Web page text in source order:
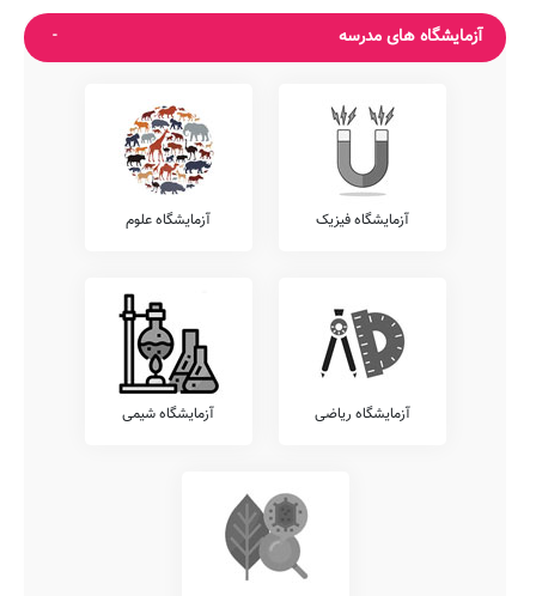
آزمایشگاه های مدرسه
آزمایشگاه فیزیک آزمایشگاه علوم
آزمایشگاه ریاضی آزمایشگاه شیمی